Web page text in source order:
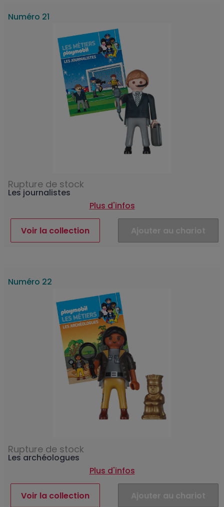
Numéro 21
Rupture de stock
Les journalistes
Plus d'infos
Voir la collection Ajouter au chariot
Numéro 22
Rupture de stock
Les archéologues
Plus d'infos
Voir la collection Ajouter au chariot